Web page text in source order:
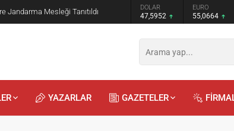
BAYDER Müzik Korosu
GRAM ALTIN
6.528,76
DOLAR
47,5952
YAZARLAR GAZETELER